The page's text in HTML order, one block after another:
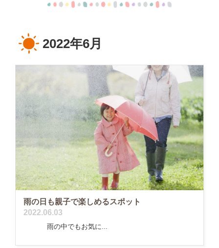
2022年6月
雨の日も親子で楽しめるスポット
2022.06.03
雨の中でもお気に...